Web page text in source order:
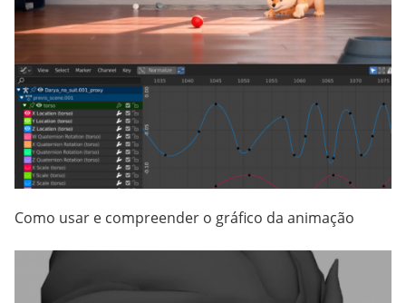
Como usar e compreender o gráfico da animação